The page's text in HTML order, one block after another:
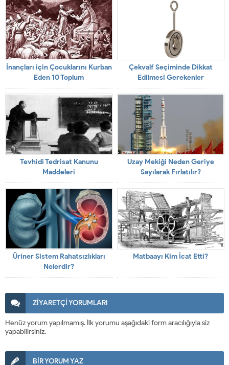
İnançları için Çocuklarını Kurban
Eden 10 Toplum
Çekvalf Seçiminde Dikkat
Edilmesi Gerekenler
Tevhidi Tedrisat Kanunu
Maddeleri
Uzay Mekiği Neden Geriye
Sayılarak Fırlatılır?
Üriner Sistem Rahatsızlıkları
Nelerdir?
Matbaayı Kim İcat Etti?
ZİYARETÇİ YORUMLARI
Henüz yorum yapılmamış. İlk yorumu aşağıdaki form aracılığıyla siz
yapabilirsiniz.
BİR YORUM YAZ